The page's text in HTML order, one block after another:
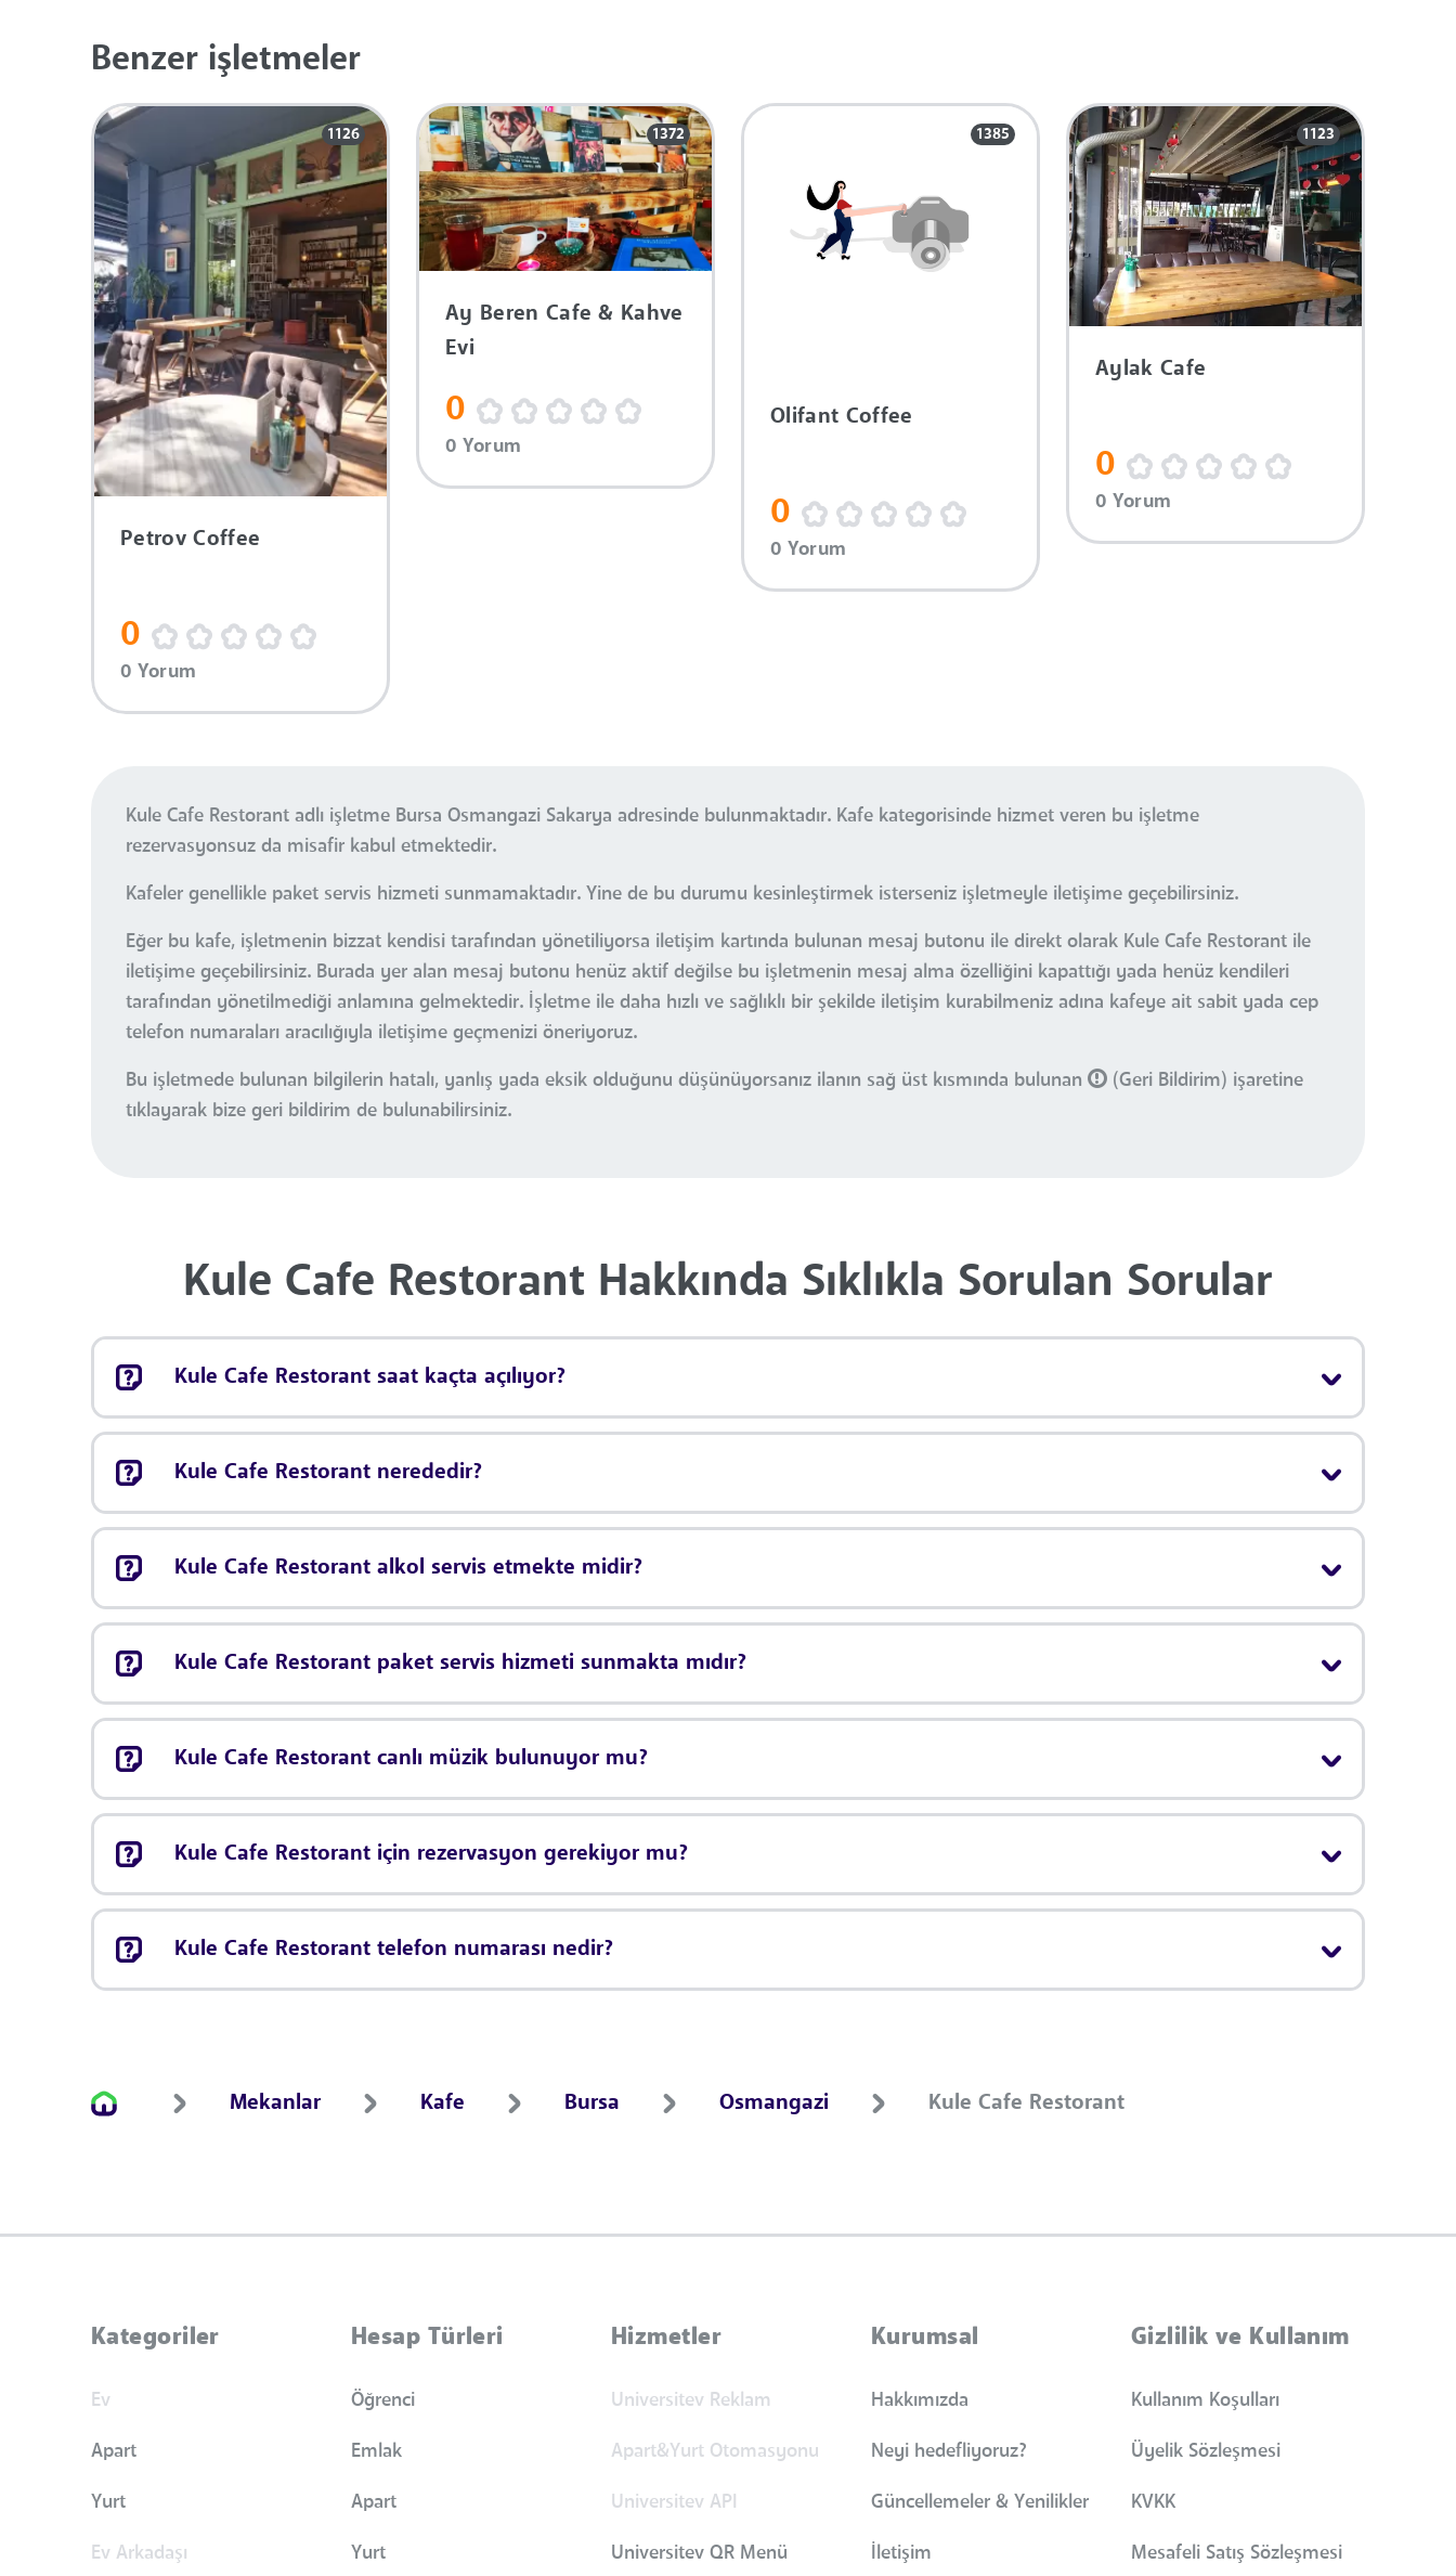
Benzer işletmeler
1126
Petrov Coffee
0
0 Yorum
1372
Ay Beren Cafe & Kahve
Evi
0
0 Yorum
1385
Olifant Coffee
0
0 Yorum
1123
Aylak Cafe
0
0 Yorum
Kule Cafe Restorant adlı işletme Bursa Osmangazi Sakarya adresinde bulunmaktadır. Kafe kategorisinde hizmet veren bu işletme
rezervasyonsuz da misafir kabul etmektedir.
Kafeler genellikle paket servis hizmeti sunmamaktadır. Yine de bu durumu kesinleştirmek isterseniz işletmeyle iletişime geçebilirsiniz.
Eğer bu kafe, işletmenin bizzat kendisi tarafından yönetiliyorsa iletişim kartında bulunan mesaj butonu ile direkt olarak Kule Cafe Restorant ile
iletişime geçebilirsiniz. Burada yer alan mesaj butonu henüz aktif değilse bu işletmenin mesaj alma özelliğini kapattığı yada henüz kendileri
tarafından yönetilmediği anlamına gelmektedir. İşletme ile daha hızlı ve sağlıklı bir şekilde iletişim kurabilmeniz adına kafeye ait sabit yada cep
telefon numaraları aracılığıyla iletişime geçmenizi öneriyoruz.
Bu işletmede bulunan bilgilerin hatalı, yanlış yada eksik olduğunu düşünüyorsanız ilanın sağ üst kısmında bulunan
(Geri Bildirim) işaretine
tıklayarak bize geri bildirim de bulunabilirsiniz.
Kule Cafe Restorant Hakkında Sıklıkla Sorulan Sorular
Kule Cafe Restorant saat kaçta açılıyor?
Kule Cafe Restorant nerededir?
Kule Cafe Restorant alkol servis etmekte midir?
Kule Cafe Restorant paket servis hizmeti sunmakta mıdır?
Kule Cafe Restorant canlı müzik bulunuyor mu?
Kule Cafe Restorant için rezervasyon gerekiyor mu?
Kule Cafe Restorant telefon numarası nedir?
Mekanlar Kafe Bursa Osmangazi Kule Cafe Restorant
Kategoriler
Ev
Apart
Yurt
Ev Arkadaşı
Hesap Türleri
Öğrenci
Emlak
Apart
Yurt
Hizmetler
Universitev Reklam
Apart&Yurt Otomasyonu
Universitev API
Universitev QR Menü
Kurumsal
Hakkımızda
Neyi hedefliyoruz?
Güncellemeler & Yenilikler
İletişim
Gizlilik ve Kullanım
Kullanım Koşulları
Üyelik Sözleşmesi
KVKK
Mesafeli Satış Sözleşmesi